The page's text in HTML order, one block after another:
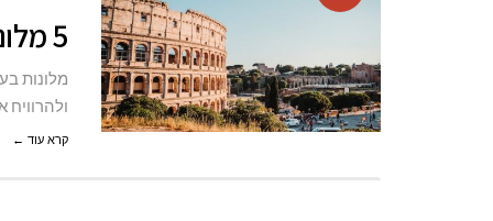
5 מלונות כשרים מומלצים לשומרי כשרות בחו"ל
מלונות
קרא עוד ←